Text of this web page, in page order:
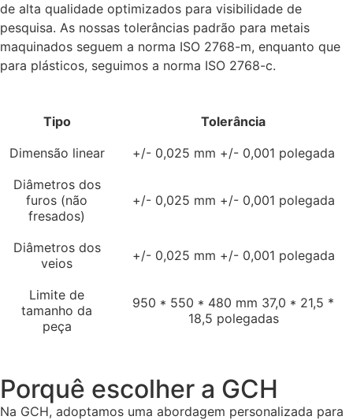
de alta qualidade optimizados para visibilidade de
pesquisa. As nossas tolerâncias padrão para metais
maquinados seguem a norma ISO 2768-m, enquanto que
para plásticos, seguimos a norma ISO 2768-c.
Tipo
Tolerância
Dimensão linear
+/- 0,025 mm +/- 0,001 polegada
Diâmetros dos
furos (não
fresados)
+/- 0,025 mm +/- 0,001 polegada
Diâmetros dos
veios
+/- 0,025 mm +/- 0,001 polegada
Limite de
tamanho da
peça
950 * 550 * 480 mm 37,0 * 21,5 *
18,5 polegadas
Porquê escolher a GCH
Na GCH, adoptamos uma abordagem personalizada para